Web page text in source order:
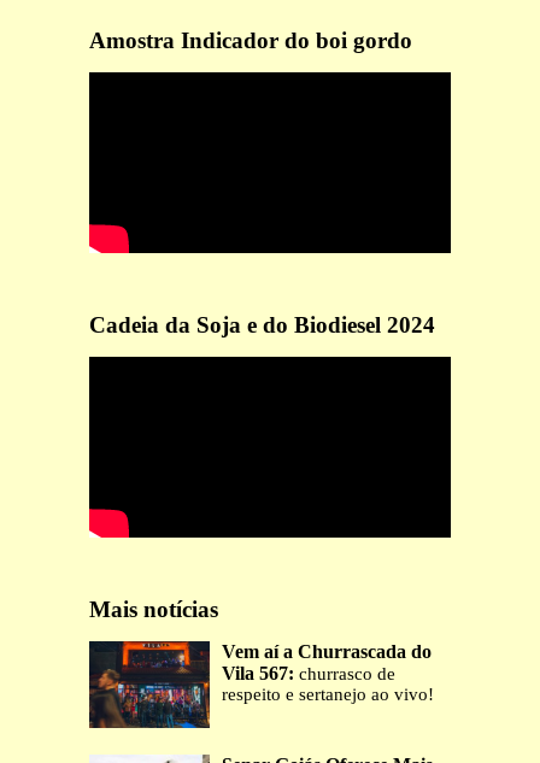
Amostra Indicador do boi gordo
Cadeia da Soja e do Biodiesel 2024
Mais notícias
Vem aí a Churrascada do
Vila 567: churrasco de
respeito e sertanejo ao vivo!